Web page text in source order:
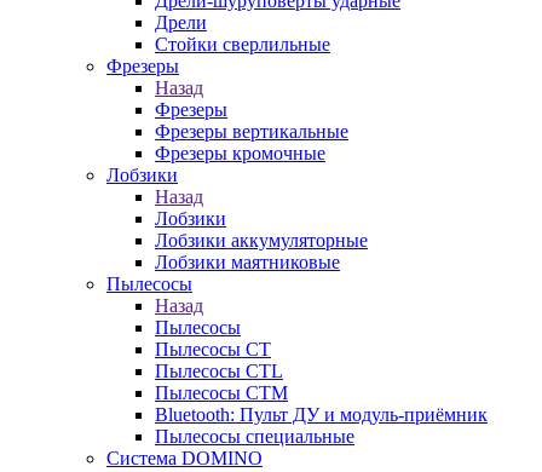
Дрели
Стойки сверлильные
Фрезеры
Назад
Фрезеры
Фрезеры вертикальные
Фрезеры кромочные
Лобзики
Назад
Лобзики
Лобзики аккумуляторные
Лобзики маятниковые
Пылесосы
Назад
Пылесосы
Пылесосы CT
Пылесосы CTL
Пылесосы CTM
Bluetooth: Пульт ДУ и модуль-приёмник
Пылесосы специальные
Система DOMINO